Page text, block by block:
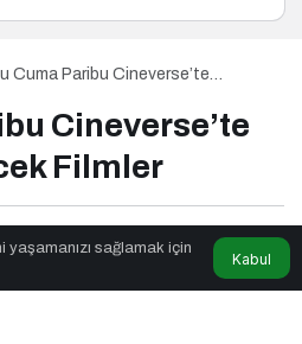
Cuma Paribu Cineverse’te
Cineverse’te
Filmler
yayınlandı
yaşamanızı sağlamak için
Kabul